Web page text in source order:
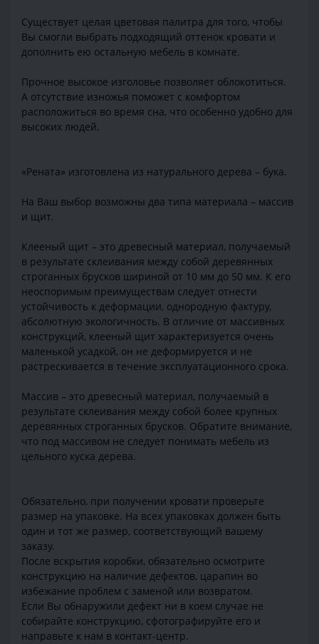
Существует целая цветовая палитра для того, чтобы
Вы смогли выбрать подходящий оттенок кровати и
дополнить ею остальную мебель в комнате.
Прочное высокое изголовье позволяет облокотиться.
А отсутствие изножья поможет с комфортом
расположиться во время сна, что особенно удобно для
высоких людей.
«Рената» изготовлена из натурального дерева – бука.
На Ваш выбор возможны два типа материала – массив
и щит.
Клееный щит – это древесный материал, получаемый
в результате склеивания между собой деревянных
строганных брусков шириной от 10 мм до 50 мм. К его
неоспоримым преимуществам следует отнести
устойчивость к деформации, однородную фактуру,
абсолютную экологичность. В отличие от массивных
конструкций, клееный щит характеризуется очень
маленькой усадкой, он не деформируется и не
растрескивается в течение эксплуатационного срока.
Массив – это древесный материал, получаемый в
результате склеивания между собой более крупных
деревянных строганных брусков. Обратите внимание,
что под массивом не следует понимать мебель из
цельного куска дерева.
Обязательно, при получении кровати проверьте
размер на упаковке. На всех упаковках должен быть
один и тот же размер, соответствующий вашему
заказу.
После вскрытия коробки, обязательно осмотрите
конструкцию на наличие дефектов, царапин во
избежание проблем с заменой или возвратом.
Если Вы обнаружили дефект ни в коем случае не
собирайте конструкцию, сфотографируйте его и
направьте к нам в контакт-центр.